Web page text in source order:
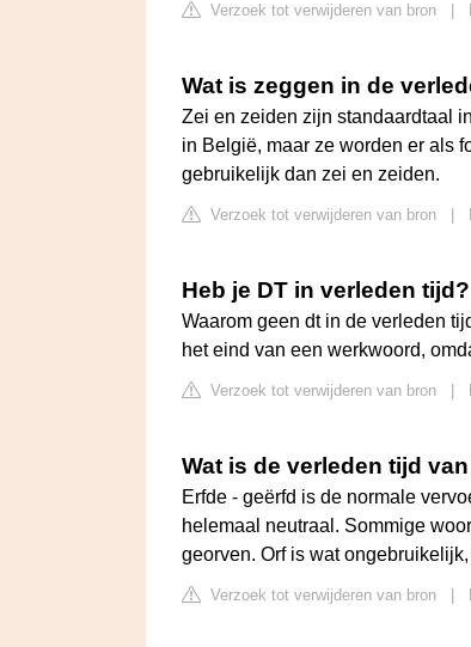
Verzoek tot verwijderen van bron
Wat is zeggen in de
Zei en zeiden zijn standaardtaal
in België, maar ze worden er als
gebruikelijk dan zei en zeiden.
Verzoek tot verwijderen van bron
Heb je DT in verleden tijd?
Waarom geen dt in de verleden
het eind van een werkwoord,
Verzoek tot verwijderen van bron
Wat is de verleden tijd
Erfde - geërfd is de normale
helemaal neutraal. Sommige
georven. Orf is wat
Verzoek tot verwijderen van bron